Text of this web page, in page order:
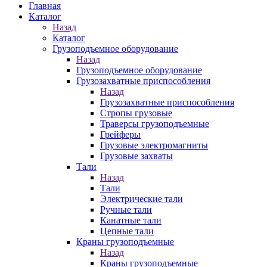
Главная
Каталог
Назад
Каталог
Грузоподъемное оборудование
Назад
Грузоподъемное оборудование
Грузозахватные приспособления
Назад
Грузозахватные приспособления
Стропы грузовые
Траверсы грузоподъемные
Грейферы
Грузовые электромагниты
Грузовые захваты
Тали
Назад
Тали
Электрические тали
Ручные тали
Канатные тали
Цепные тали
Краны грузоподъемные
Назад
Краны грузоподъемные